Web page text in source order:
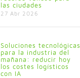
las ciudades
27 Abr 2026
Soluciones tecnológicas
para la industria del
mañana: reducir hoy
los costes logísticos
con IA